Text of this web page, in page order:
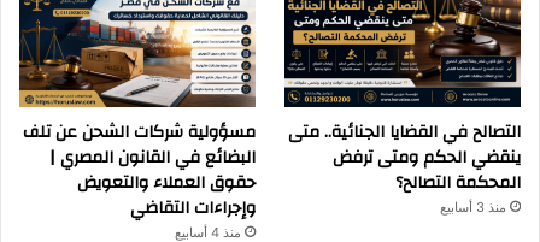
التصالح في القضايا الجنائية.. متى
ينقضي الحكم ومتى ترفض
المحكمة التصالح؟
منذ 3 أسابيع
مسؤولية شركات الشحن عن تلف
البضائع في القانون المصري |
حقوق العملاء والتعويض
وإجراءات التقاضي
منذ 4 أسابيع